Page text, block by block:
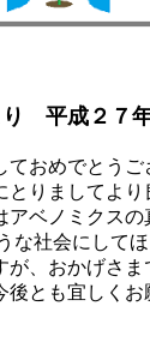
り 平成２７
ておめでとうご
とりましてより
アベノミクス
な社会にしてほ
が、おかげさ
後とも宜しくお